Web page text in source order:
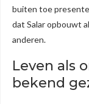
buiten toe
dat Salar opbouwt
anderen.
Leven als
bekend